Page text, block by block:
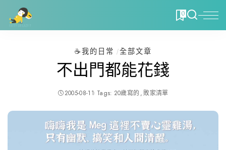
0
☕️我的日常 全部文章
不出門都能花錢
2005-08-11 Tags: 20歲寫的 敗家清單